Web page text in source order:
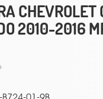
CHEVROLET
2010-2016